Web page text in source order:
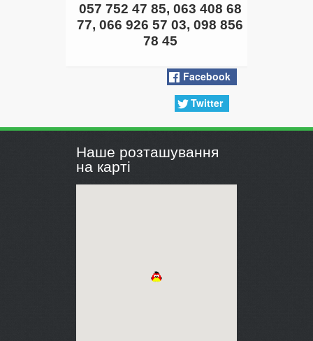
057 752 47 85, 063 408 68
77, 066 926 57 03, 098 856
78 45
Facebook
Twitter
Наше розташування
на карті